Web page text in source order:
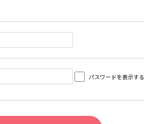
パスワードを表示する